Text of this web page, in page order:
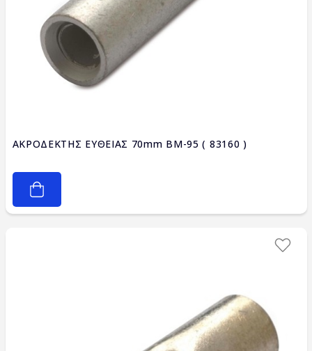
ΑΚΡΟΔΕΚΤΗΣ ΕΥΘΕΙΑΣ 70mm BM-95 ( 83160 )